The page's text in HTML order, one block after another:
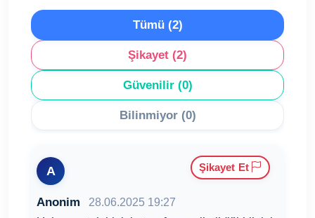
Tümü (2)
Şikayet (2)
Güvenilir (0)
Bilinmiyor (0)
A
Anonim 28.06.2025 19:27
Şikayet Et